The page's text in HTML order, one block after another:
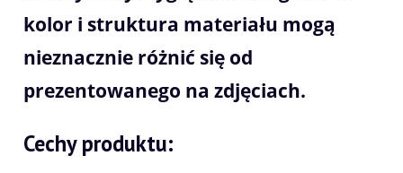
kolor i struktura materiału mogą
nieznacznie różnić się od
prezentowanego na zdjęciach.
Cechy produktu: